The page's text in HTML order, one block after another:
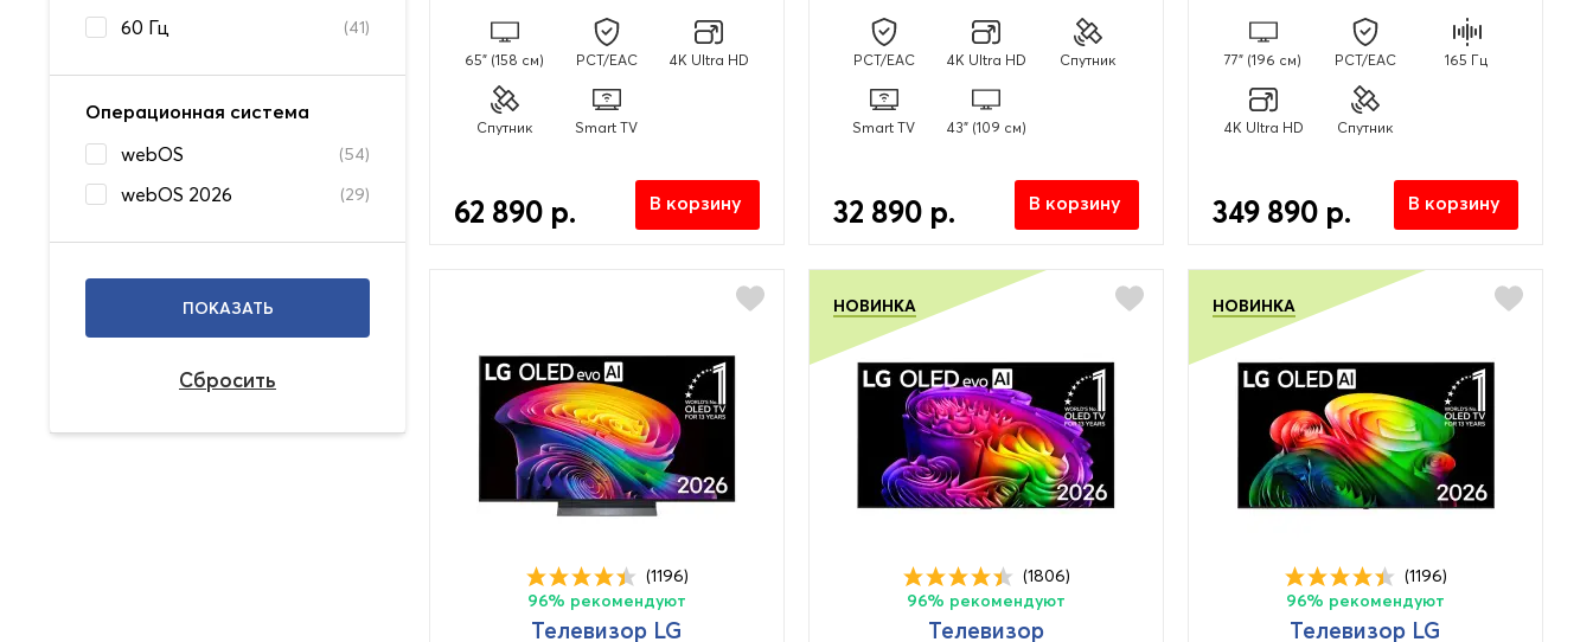
60 Гц (41)
Операционная система
webOS
(54)
webOS 2026 (29)
65" (158 см) PCT/EAC 4K Ultra HD
Спутник Smart TV
62 890 р. В корзину
PCT/EAC 4K Ultra HD Спутник
Smart TV 43" (109 см)
32 890 р. В корзину
77" (196 см) PCT/EAC 165 Гц
4K Ultra HD Спутник
349 890 р. В корзину
(1196)
96% рекомендуют
Телевизор LG
НОВИНКА
(1806)
96% рекомендуют
Телевизор
НОВИНКА
(1196)
96% рекомендуют
Телевизор LG